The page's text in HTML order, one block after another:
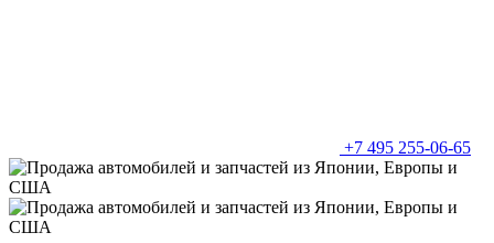
+7 495 255-06-65